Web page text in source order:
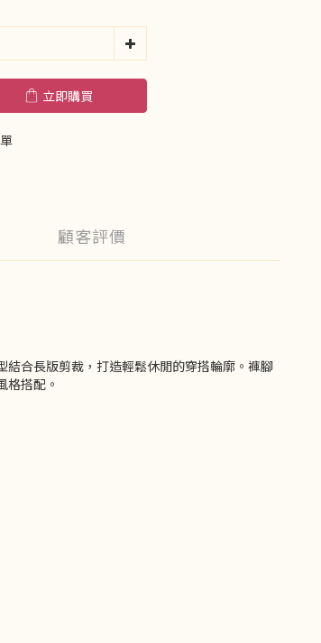
立即購買
顧客評價
合長版剪裁，打造輕鬆休閒的穿搭輪廓。褲腳
搭配。